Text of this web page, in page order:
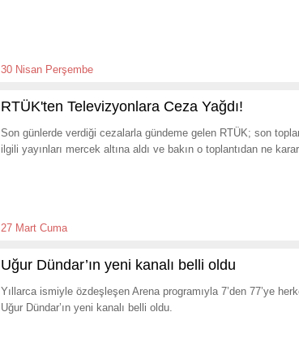
30 Nisan Perşembe
RTÜK'ten Televizyonlara Ceza Yağdı!
Son günlerde verdiği cezalarla gündeme gelen RTÜK; son
ilgili yayınları mercek altına aldı ve bakın o toplantıdan ne
27 Mart Cuma
Uğur Dündar’ın yeni kanalı belli oldu
Yıllarca ismiyle özdeşleşen Arena programıyla 7’den 77’ye
Uğur Dündar’ın yeni kanalı belli oldu.